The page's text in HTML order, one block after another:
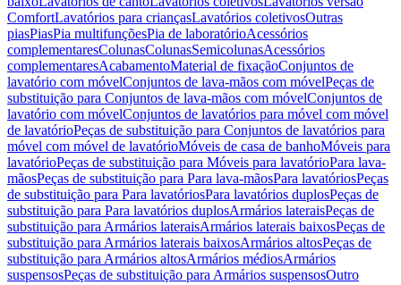
ComfortLavatórios para criançasLavatórios coletivosOutras
piasPiasPia multifunçõesPia de laboratórioAcessórios
complementaresColunasColunasSemicolunasAcessórios
complementaresAcabamentoMaterial de fixaçãoConjuntos de
lavatório com móvelConjuntos de lava-mãos com móvelPeças de
substituição para Conjuntos de lava-mãos com móvelConjuntos de
lavatório com móvelConjuntos de lavatórios para móvel com móvel
de lavatórioPeças de substituição para Conjuntos de lavatórios para
móvel com móvel de lavatórioMóveis de casa de banhoMóveis para
lavatórioPeças de substituição para Móveis para lavatórioPara lava-
mãosPeças de substituição para Para lava-mãosPara lavatóriosPeças
de substituição para Para lavatóriosPara lavatórios duplosPeças de
substituição para Para lavatórios duplosArmários lateraisPeças de
substituição para Armários lateraisArmários laterais baixosPeças de
substituição para Armários laterais baixosArmários altosPeças de
substituição para Armários altosArmários médiosArmários
suspensosPeças de substituição para Armários suspensosOutro